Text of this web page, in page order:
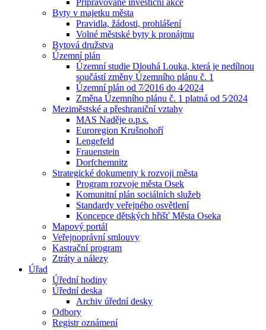
Připravované investiční akce
Byty v majetku města
Pravidla, žádosti, prohlášení
Volné městské byty k pronájmu
Bytová družstva
Územní plán
Územní studie Dlouhá Louka, která je nedílnou
součástí změny Územního plánu č. 1
Územní plán od 7⁄2016 do 4⁄2024
Změna Územního plánu č. 1 platná od 5⁄2024
Meziměstské a přeshraniční vztahy
MAS Naděje o.p.s.
Euroregion Krušnohoří
Lengefeld
Frauenstein
Dorfchemnitz
Strategické dokumenty k rozvoji města
Program rozvoje města Osek
Komunitní plán sociálních služeb
Standardy veřejného osvětlení
Koncepce dětských hřišť Města Oseka
Mapový portál
Veřejnoprávní smlouvy
Kastrační program
Ztráty a nálezy
Úřad
Úřední hodiny
Úřední deska
Archiv úřední desky
Odbory
Registr oznámení